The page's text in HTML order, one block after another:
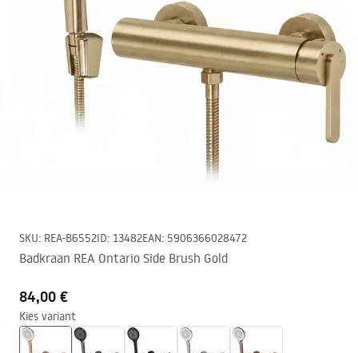
SKU: REA-B6552ID: 13482EAN: 5906366028472
Badkraan REA Ontario Side Brush Gold
84,00 €
Kies variant